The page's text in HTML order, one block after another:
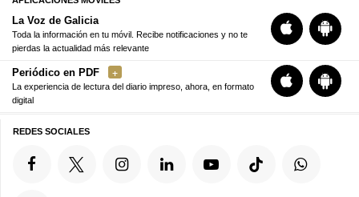
La Voz de Galicia
Toda la información en tu móvil. Recibe notificaciones y no te
pierdas la actualidad más relevante
Periódico en PDF
La experiencia de lectura del diario impreso, ahora, en formato
digital
REDES SOCIALES